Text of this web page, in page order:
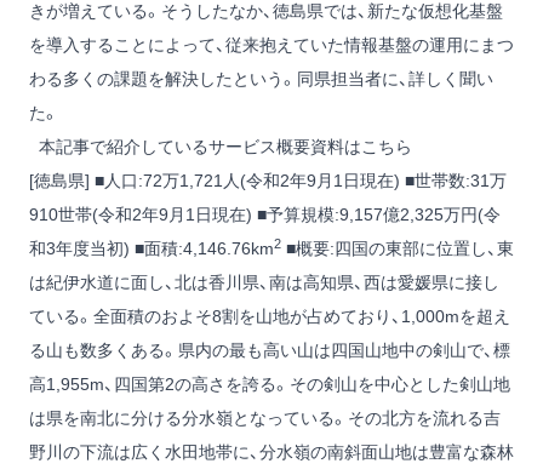
きが増えている。そうしたなか、徳島県では、新たな仮想化基盤
を導入することによって、従来抱えていた情報基盤の運用にまつ
わる多くの課題を解決したという。同県担当者に、詳しく聞い
た。
本記事で紹介しているサービス概要資料はこちら
[徳島県] ■人口:72万1,721人(令和2年9月1日現在) ■世帯数:31万
910世帯(令和2年9月1日現在) ■予算規模:9,157億2,325万円(令
和3年度当初) ■面積:4,146.76km2 ■概要:四国の東部に位置し、東
は紀伊水道に面し、北は香川県、南は高知県、西は愛媛県に接し
ている。全面積のおよそ8割を山地が占めており、1,000mを超え
る山も数多くある。県内の最も高い山は四国山地中の剣山で、標
高1,955m、四国第2の高さを誇る。その剣山を中心とした剣山地
は県を南北に分ける分水嶺となっている。その北方を流れる吉
野川の下流は広く水田地帯に、分水嶺の南斜面山地は豊富な森林